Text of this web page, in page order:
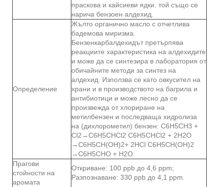
праскова и кайсиеви ядки. той също се
нарича бензоен алдехид.
Определение
Жълто органично масло с отчетлива
бадемова миризма.
Бензенкарбалдехидът претърпява
реакциите характеристика на алдехидите
и може да се синтезира в лаборатория от
обичайните методи за синтез на
алдехид. Използва се като овкусител на
храни и в производството на багрила и
антибиотици и може лесно да се
произвежда от хлориране на
метилбензен и последваща хидролиза
на (дихлорометил) бензен: C6H5CH3 +
Cl2→C6H5CHCl2 C6H5CHCl2 + 2H2O
→C6H5CH(OH)2+ 2HCl C6H5CH(OH)2
→C6H5CHO + H2O.
Прагови
стойности на
аромата
Откриване: 100 ppb до 4,6 ppm;
Разпознаване: 330 ppb до 4,1 ppm.